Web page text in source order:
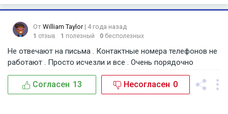
От William Taylor | 4 года назад
1 отзыв 1 полезный 0 бесполезных
Не отвечают на письма . Контактные номера телефонов не
работают . Просто исчезли и все . Очень порядочно
Согласен 13 Несогласен 0